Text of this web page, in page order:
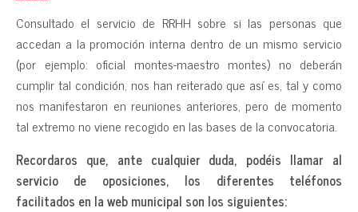
Consultado el servicio de RRHH sobre si las personas que
accedan a la promoción interna dentro de un mismo servicio
(por ejemplo: oficial montes-maestro montes) no deberán
cumplir tal condición, nos han reiterado que así es, tal y como
nos manifestaron en reuniones anteriores, pero de momento
tal extremo no viene recogido en las bases de la convocatoria.
Recordaros que, ante cualquier duda, podéis llamar al
servicio de oposiciones, los diferentes teléfonos
facilitados en la web municipal son los siguientes: